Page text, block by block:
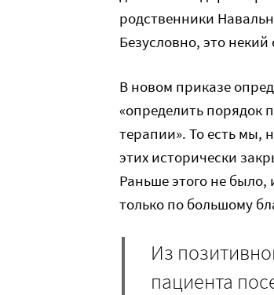
родственники
Безусловно, это некий
В новом приказе
«определить порядок
терапии». То есть мы,
этих исторически
Раньше этого не
только по большому
Из
пациента